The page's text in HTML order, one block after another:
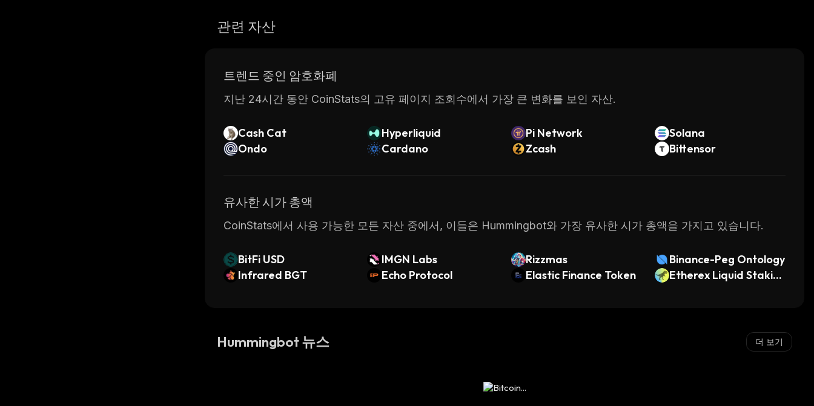
관련 자산
트렌드 중인 암호화폐
지난 24시간 동안 CoinStats의 고유 페이지 조회수에서 가장 큰 변화를 보인 자산.
Cash Cat Hyperliquid Pi Network
Solana
Ondo
Cardano Zcash Bittensor
유사한 시가 총액
CoinStats에서 사용 가능한 모든 자산 중에서, 이들은 Hummingbot와 가장 유사한 시가 총액을 가지고 있습니다.
BitFi USD IMGN Labs Rizzmas
Binance-Peg Ontology
Infrared BGT
Echo Protocol Elastic Finance Token
Etherex Liquid Staking
Hummingbot 뉴스 더 보기